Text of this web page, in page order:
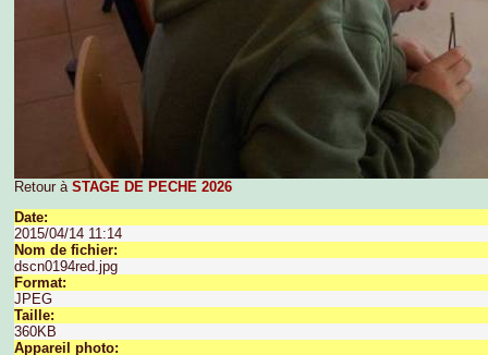
Retour à STAGE DE PECHE 2026
Date:
2015/04/14 11:14
Nom de fichier:
dscn0194red.jpg
Format:
JPEG
Taille:
360KB
Appareil photo: